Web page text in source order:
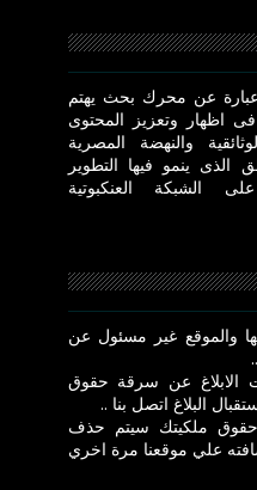
عن محرك بحث يهتم
اظهار وتعزيز المحتوى
والنهضة المصرية
الذى ينمو فيها التطوير
الشبكة العنكبوتية
والموقع غير مسئول عن
الابلاغ عن سرقة حقوق
البلاغ اتصل بنا ..
ملكيتك سيتم حذف
علي موقعنا مرة اخري